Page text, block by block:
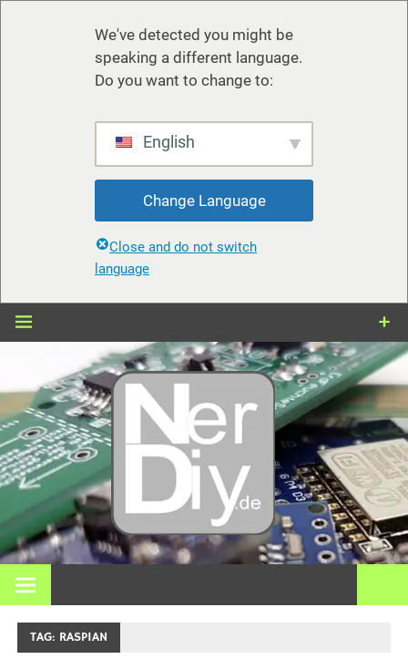
We've detected you might be
speaking a different language.
Do you want to change to:
English
Change Language
Close and do not switch
language
Zum
3D
en
Op nerdiy.de draait alles om elektronica, DIY, 3D-printen,
smart home en vele andere technische onderwerpen.
TAG: RASPIAN